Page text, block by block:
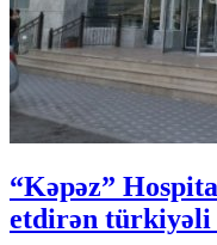
“Kəpəz”
etdirən türkiyəli